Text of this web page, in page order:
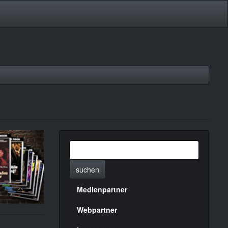
suchen
Menülinks
rechte
Medienpartner
Webpartner